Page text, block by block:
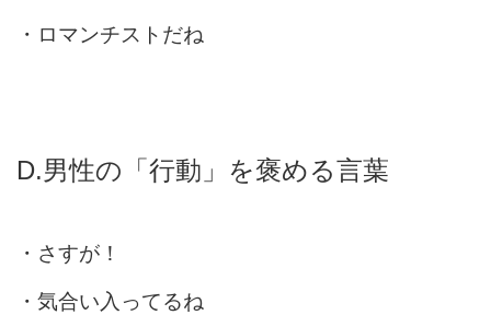
・ロマンチストだね
D.男性の「行動」を褒める言葉
・さすが！
・気合い入ってるね